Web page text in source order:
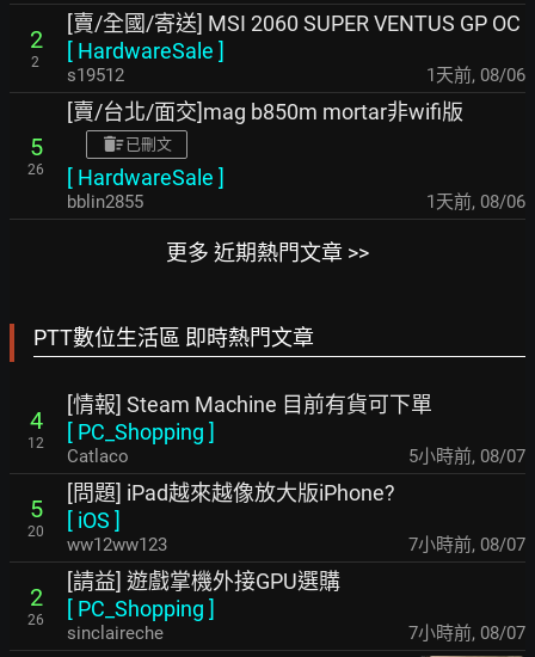
2
2
[賣/全國/寄送] MSI 2060 SUPER VENTUS GP OC
[ HardwareSale ]
s19512 1天前, 08/06
5
26
[賣/台北/面交]mag b850m mortar非wifi版
已刪文
[ HardwareSale ]
bblin2855 1天前, 08/06
更多 近期熱門文章 >>
PTT數位生活區 即時熱門文章
4
12
[情報] Steam Machine 目前有貨可下單
[ PC_Shopping ]
Catlaco 5小時前, 08/07
5
20
[問題] iPad越來越像放大版iPhone?
[ iOS ]
ww12ww123 7小時前, 08/07
2
26
[請益] 遊戲掌機外接GPU選購
[ PC_Shopping ]
sinclaireche 7小時前, 08/07